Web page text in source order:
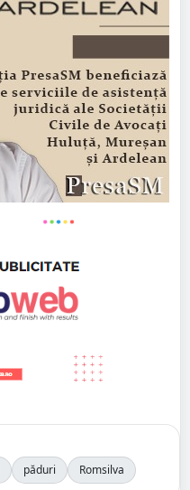
păduri Romsilva